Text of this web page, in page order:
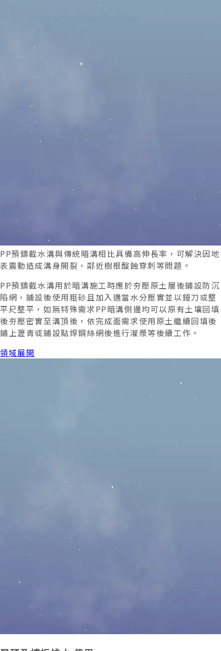
暗溝排水 說明
PP預鑄截水溝與傳統暗溝相比具備高伸長率，可解決因地
表震動造成溝身開裂，鄰近樹根酸蝕穿刺等問題。
PP預鑄截水溝用於暗溝施工時應於夯壓原土層後鋪設防沉
陷網，鋪設後使用粗砂且加入適當水分壓實並以鏝刀或整
平尺整平，如無特殊需求PP暗溝側邊均可以原有土壤回填
後夯壓密實至溝頂後，依完成面需求使用原土繼續回填後
鋪上瀝青或鋪設點焊鋼絲網後進行灌漿等後續工作。
領域展開